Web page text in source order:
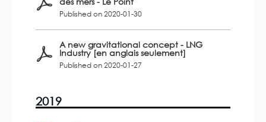
Published on 2020-01-30
A new gravitational concept - LNG
Industry [en anglais seulement]
Published on 2020-01-27
2019